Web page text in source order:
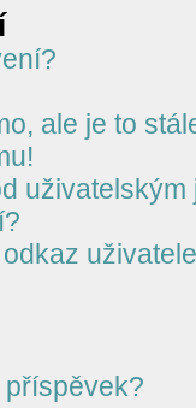
ale je to
uživatelským